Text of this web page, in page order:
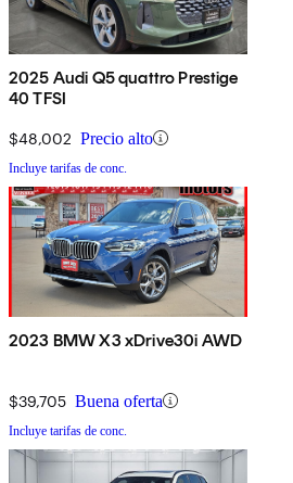
2025 Audi Q5 quattro Prestige
40 TFSI
$48,002 Precio alto
Incluye tarifas de conc.
2023 BMW X3 xDrive30i AWD
$39,705 Buena oferta
Incluye tarifas de conc.